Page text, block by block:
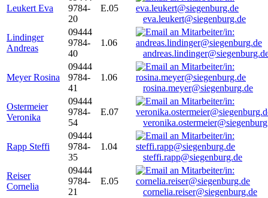
Leukert Eva
9784-
20
E.05
eva.leukert@siegenburg.de
Lindinger
Andreas
09444
9784-
40
1.06
Meyer Rosina
09444
9784-
41
1.06
rosina.meyer@siegenburg.de
Ostermeier
Veronika
09444
9784-
54
E.07
Rapp Steffi
09444
9784-
35
1.04
steffi.rapp@siegenburg.de
Reiser
Cornelia
09444
9784-
21
E.05
cornelia.reiser@siegenburg.de